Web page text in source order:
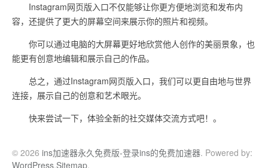
Instagram网页版入口不仅能够让你更方便地浏览和发布内
容，还提供了更大的屏幕空间来展示你的照片和视频。
你可以通过电脑的大屏幕更好地欣赏他人创作的美丽景象，也
能更有创意地编辑和展示自己的作品。
总之，通过Instagram网页版入口，我们可以更自由地与世界
连接，展示自己的创意和艺术眼光。
快来尝试一下，体验全新的社交媒体交流方式吧！。
© 2026 ins加速器永久免费版-登录ins的免费加速器. Powered by:
WordPress.Sitemap.